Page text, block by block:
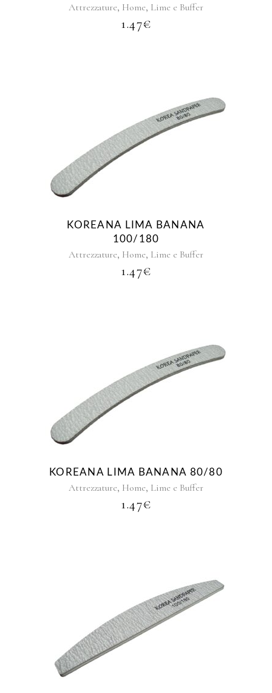
Attrezzature, Home, Lime e Buffer
1.47€
KOREANA LIMA BANANA
100/180
Attrezzature, Home, Lime e Buffer
1.47€
KOREANA LIMA BANANA 80/80
Attrezzature, Home, Lime e Buffer
1.47€